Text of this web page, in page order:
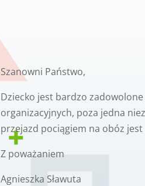
Szanowni Państwo,
Dziecko jest bardzo
organizacyjnych, poza jedna
przejazd pociągiem na obóz
Z poważaniem
Agnieszka Sławuta